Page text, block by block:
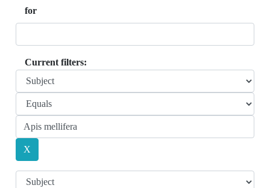
for
Current filters: